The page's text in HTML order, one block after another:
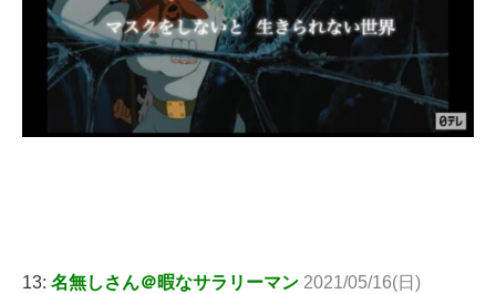
13: 名無しさん＠暇なサラリーマン 2021/05/16(日)